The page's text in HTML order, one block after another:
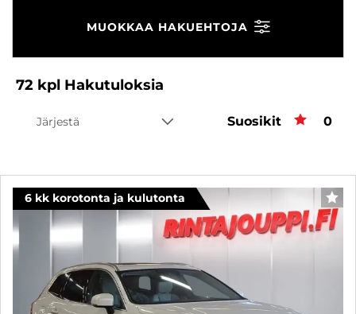
MUOKKAA HAKUEHTOJA
72 kpl Hakutuloksia
Järjestä Suosikit 0
6 kk korotonta ja kulutonta